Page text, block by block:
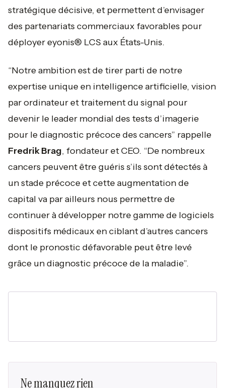
stratégique décisive, et permettent d’envisager
des partenariats commerciaux favorables pour
déployer eyonis® LCS aux États-Unis.
“Notre ambition est de tirer parti de notre
expertise unique en intelligence artificielle, vision
par ordinateur et traitement du signal pour
devenir le leader mondial des tests d’imagerie
pour le diagnostic précoce des cancers” rappelle
Fredrik Brag, fondateur et CEO. “De nombreux
cancers peuvent être guéris s’ils sont détectés à
un stade précoce et cette augmentation de
capital va par ailleurs nous permettre de
continuer à développer notre gamme de logiciels
dispositifs médicaux en ciblant d’autres cancers
dont le pronostic défavorable peut être levé
grâce un diagnostic précoce de la maladie”.
Ne manquez rien